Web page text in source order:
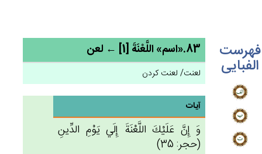
فهرست
الفبایی
83.«اسم» اللَّعْنَة‌َ [1] ← لعن
لعنت/ لعنت کردن
آیات
وَ إِن‌َّ عَلَيْك‌َ اللَّعْنَة‌َ إِلَي‌ يَوْم‌ِ الدِّين‌ِ
(حجر: 35)